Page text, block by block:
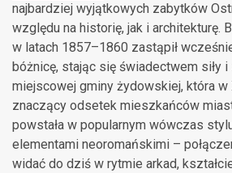
najbardziej wyjątkowych zabytków
względu na historię, jak i architekturę.
w latach 1857–1860 zastąpił
bóżnicę, stając się świadectwem siły
miejscowej gminy żydowskiej, która w
znaczący odsetek mieszkańców
powstała w popularnym wówczas
elementami neoromańskimi –
widać do dziś w rytmie arkad,